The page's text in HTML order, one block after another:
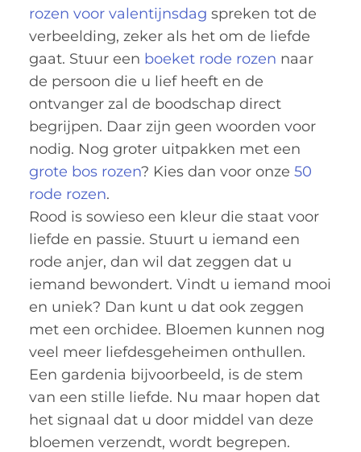
rozen voor valentijnsdag spreken tot de
verbeelding, zeker als het om de liefde
gaat. Stuur een boeket rode rozen naar
de persoon die u lief heeft en de
ontvanger zal de boodschap direct
begrijpen. Daar zijn geen woorden voor
nodig. Nog groter uitpakken met een
grote bos rozen? Kies dan voor onze 50
rode rozen.
Rood is sowieso een kleur die staat voor
liefde en passie. Stuurt u iemand een
rode anjer, dan wil dat zeggen dat u
iemand bewondert. Vindt u iemand mooi
en uniek? Dan kunt u dat ook zeggen
met een orchidee. Bloemen kunnen nog
veel meer liefdesgeheimen onthullen.
Een gardenia bijvoorbeeld, is de stem
van een stille liefde. Nu maar hopen dat
het signaal dat u door middel van deze
bloemen verzendt, wordt begrepen.